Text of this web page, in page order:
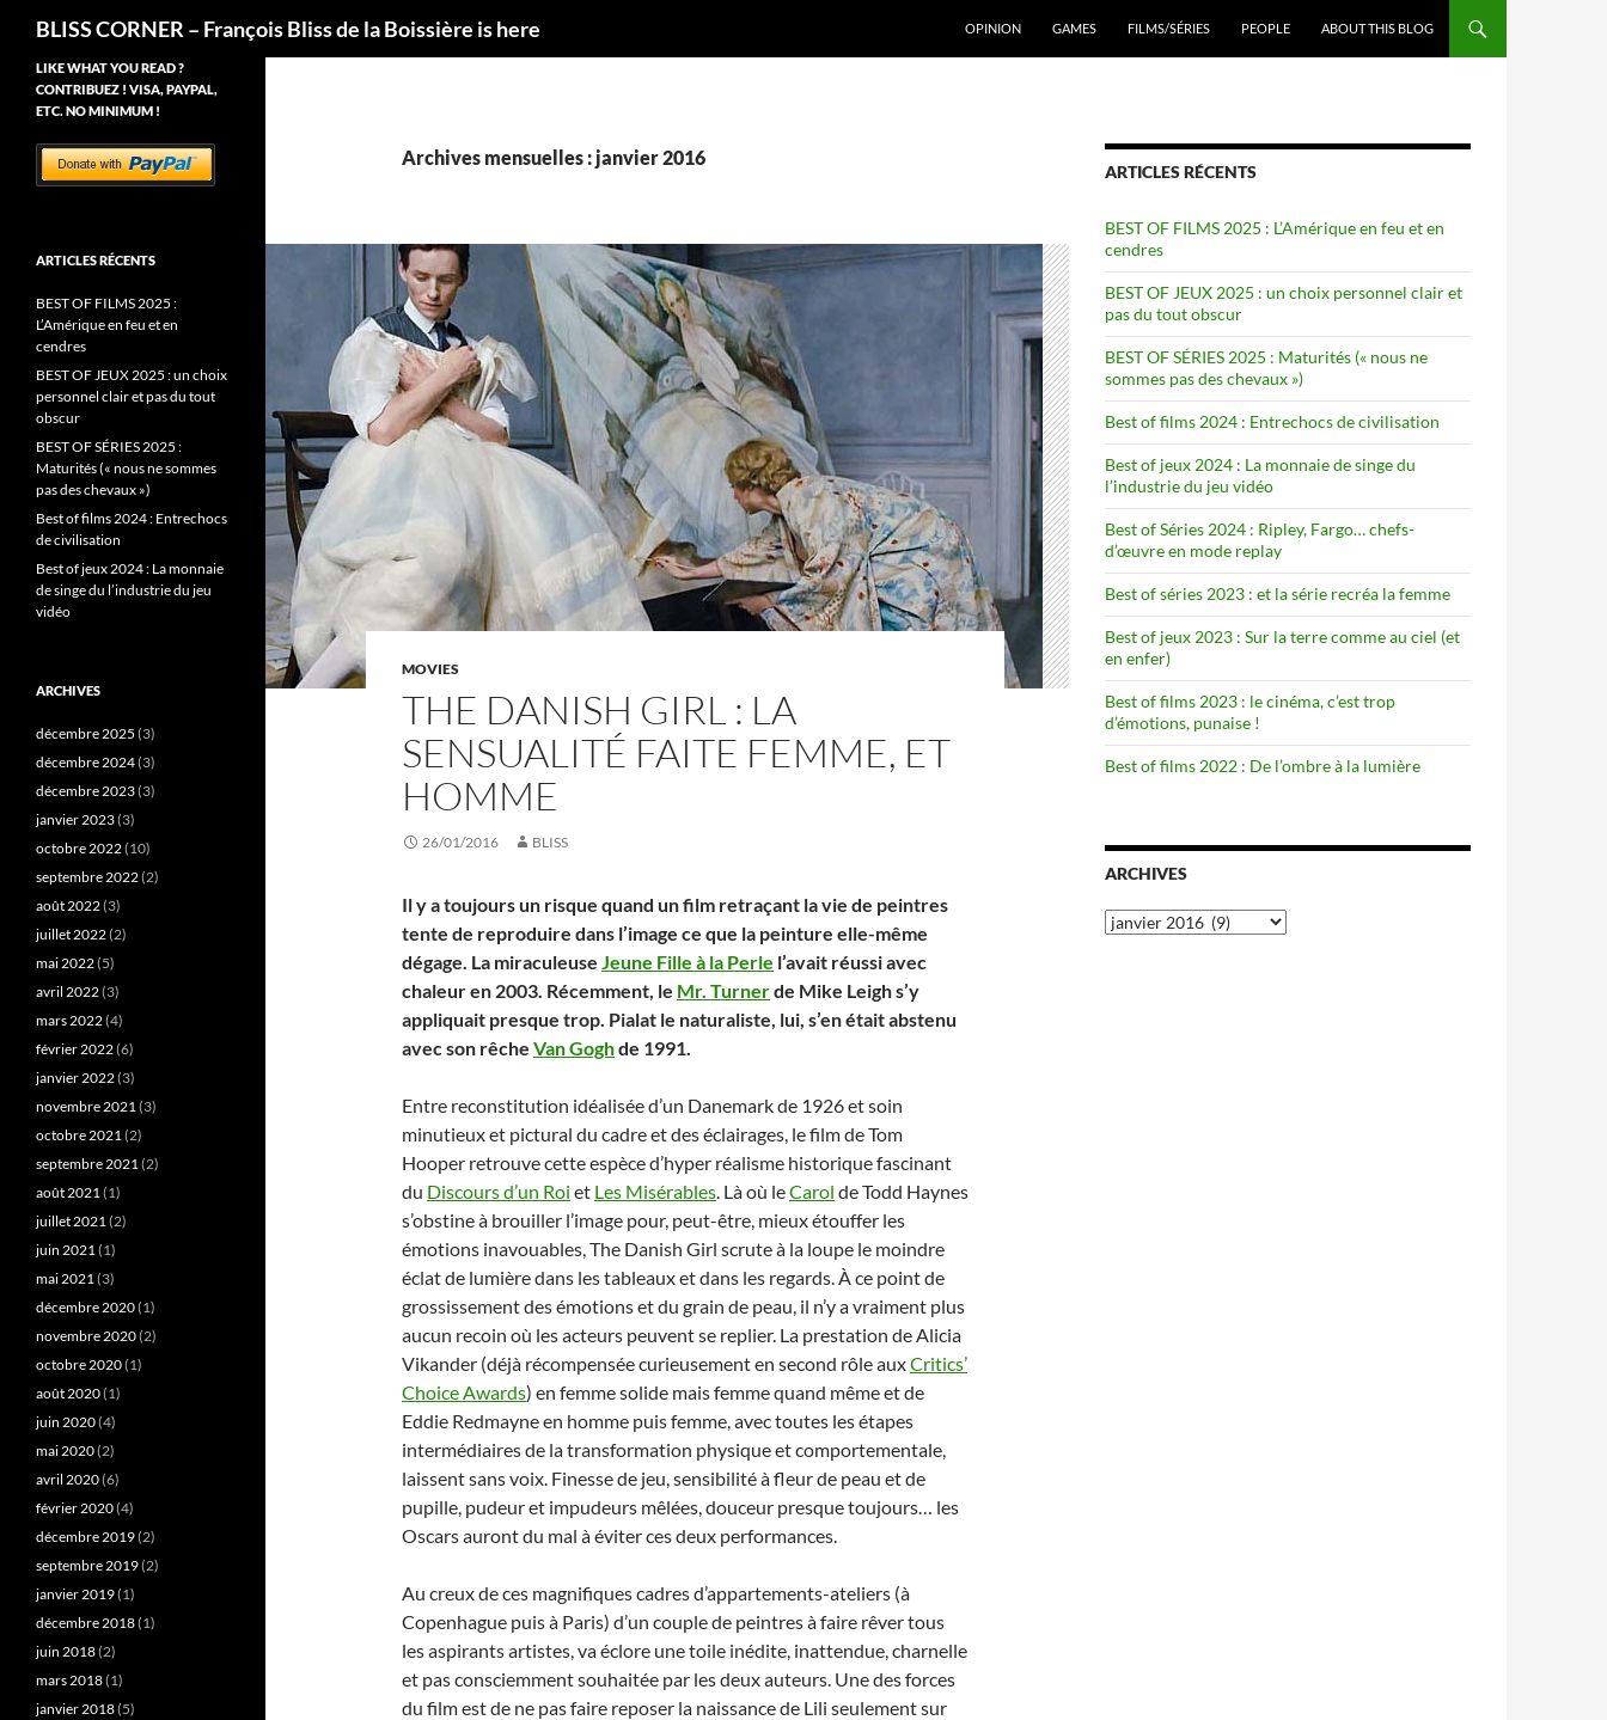
BLISS CORNER – François Bliss de la Boissière is here
OPINION
GAMES FILMS/SÉRIES PEOPLE ABOUT THIS BLOG
Archives mensuelles : janvier 2016
MOVIES
THE DANISH GIRL : LA
SENSUALITÉ FAITE FEMME, ET
HOMME
26/01/2016 BLISS
Il y a toujours un risque quand un film retraçant la vie de peintres
tente de reproduire dans l’image ce que la peinture elle-même
dégage. La miraculeuse Jeune Fille à la Perle l’avait réussi avec
chaleur en 2003. Récemment, le Mr. Turnerde Mike Leigh s’y
appliquait presque trop. Pialat le naturaliste, lui, s’en était abstenu
avec son rêche Van Goghde 1991.
Entre reconstitution idéalisée d’un Danemark de 1926 et soin
minutieux et pictural du cadre et des éclairages, le film de Tom
Hooper retrouve cette espèce d’hyper réalisme historique fascinant
du Discours d’un Roi et Les Misérables. Là où leCarol de Todd Haynes
s’obstine à brouiller l’image pour, peut-être, mieux étouffer les
émotions inavouables, The Danish Girl scrute à la loupe le moindre
éclat de lumière dans les tableaux et dans les regards. À ce point de
grossissement des émotions et du grain de peau, il n’y a vraiment plus
aucun recoin où les acteurs peuvent se replier. La prestation de Alicia
Vikander (déjà récompensée curieusement en second rôle auxCritics’
Choice Awards) en femme solide mais femme quand même et de
Eddie Redmayne en homme puis femme, avec toutes les étapes
intermédiaires de la transformation physique et comportementale,
laissent sans voix. Finesse de jeu, sensibilité à fleur de peau et de
pupille, pudeur et impudeurs mêlées, douceur presque toujours… les
Oscars auront du mal à éviter ces deux performances.
Au creux de ces magnifiques cadres d’appartements-ateliers (à
Copenhague puis à Paris) d’un couple de peintres à faire rêver tous
les aspirants artistes, va éclore une toile inédite, inattendue, charnelle
et pas consciemment souhaitée par les deux auteurs. Une des forces
du film est de ne pas faire reposer la naissance de Lili seulement sur
ARTICLES RÉCENTS
BEST OF FILMS 2025 : L’Amérique en feu et en
cendres
BEST OF JEUX 2025 : un choix personnel clair et
pas du tout obscur
BEST OF SÉRIES 2025 : Maturités (« nous ne
sommes pas des chevaux »)
Best of films 2024 : Entrechocs de civilisation
Best of jeux 2024 : La monnaie de singe du
l’industrie du jeu vidéo
Best of Séries 2024 : Ripley, Fargo… chefs-
d’œuvre en mode replay
Best of séries 2023 : et la série recréa la femme
Best of jeux 2023 : Sur la terre comme au ciel (et
en enfer)
Best of films 2023 : le cinéma, c’est trop
d’émotions, punaise !
Best of films 2022 : De l’ombre à la lumière
ARCHIVES
Archives
LIKE WHAT YOU READ ?
CONTRIBUEZ ! VISA, PAYPAL,
ETC. NO MINIMUM !
ARTICLES RÉCENTS
BEST OF FILMS 2025 :
L’Amérique en feu et en
cendres
BEST OF JEUX 2025 : un choix
personnel clair et pas du tout
obscur
BEST OF SÉRIES 2025 :
Maturités (« nous ne sommes
pas des chevaux »)
Best of films 2024 : Entrechocs
de civilisation
Best of jeux 2024 : La monnaie
de singe du l’industrie du jeu
vidéo
ARCHIVES
décembre 2025 (3)
décembre 2024(3)
décembre 2023(3)
janvier 2023(3)
octobre 2022(10)
septembre 2022(2)
août 2022(3)
juillet 2022(2)
mai 2022(5)
avril 2022(3)
mars 2022(4)
février 2022(6)
janvier 2022(3)
novembre 2021(3)
octobre 2021(2)
septembre 2021(2)
août 2021(1)
juillet 2021(2)
juin 2021(1)
mai 2021(3)
décembre 2020(1)
novembre 2020(2)
octobre 2020(1)
août 2020(1)
juin 2020(4)
mai 2020(2)
avril 2020(6)
février 2020(4)
décembre 2019(2)
septembre 2019(2)
janvier 2019(1)
décembre 2018(1)
juin 2018(2)
mars 2018(1)
janvier 2018(5)